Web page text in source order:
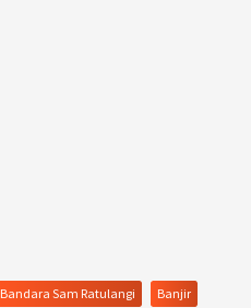
Bandara Sam Ratulangi Banjir